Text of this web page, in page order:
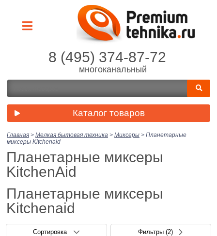
8 (495) 374-87-72
многоканальный
Каталог товаров
Главная > Мелкая бытовая техника > Миксеры > Планетарные
миксеры Kitchenaid
Планетарные миксеры
KitchenAid
Планетарные миксеры
Kitchenaid
Сортировка Фильтры (2)